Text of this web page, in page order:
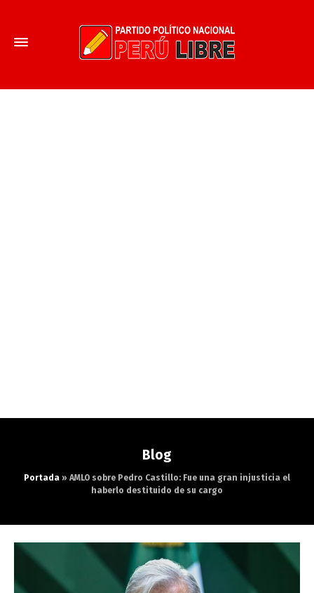
Blog
Portada » AMLO sobre Pedro Castillo: Fue una gran injusticia el
haberlo destituido de su cargo